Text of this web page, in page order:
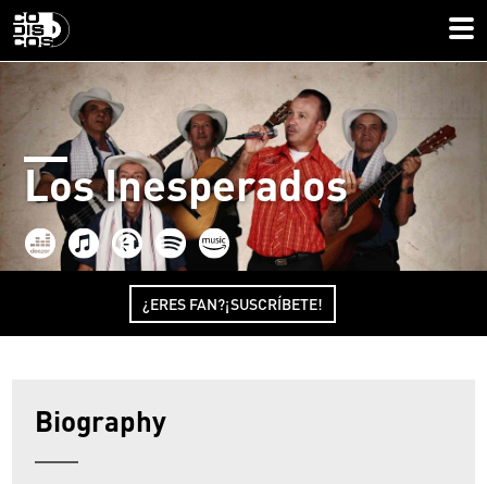
Los Inesperados
¿ERES FAN?¡SUSCRÍBETE!
Biography